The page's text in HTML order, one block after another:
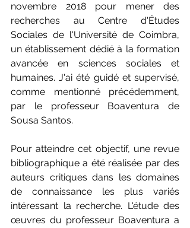
novembre 2018 pour mener des
recherches au Centre d'Études
Sociales de l'Université de Coimbra,
un établissement dédié à la formation
avancée en sciences sociales et
humaines. J'ai été guidé et supervisé,
comme mentionné précédemment,
par le professeur Boaventura de
Sousa Santos.
Pour atteindre cet objectif, une revue
bibliographique a été réalisée par des
auteurs critiques dans les domaines
de connaissance les plus variés
intéressant la recherche. L'étude des
œuvres du professeur Boaventura a